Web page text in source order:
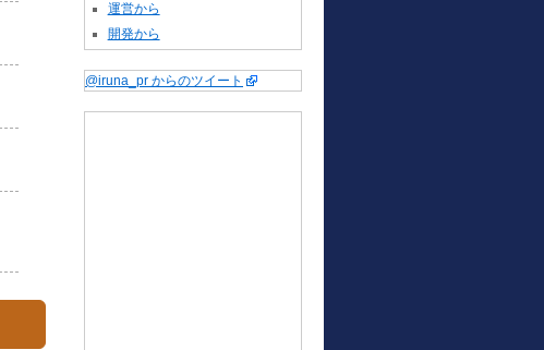
運営から
開発から
@iruna_pr からのツイート